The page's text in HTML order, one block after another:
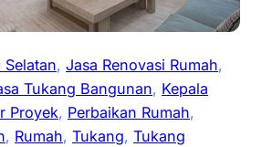
, Jasa Renovasi Rumah
Tukang Bangunan, Kepala
Proyek, Perbaikan Rumah
, Rumah, Tukang, Tukang